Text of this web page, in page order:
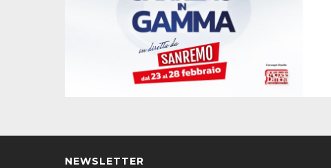
NEWSLETTER